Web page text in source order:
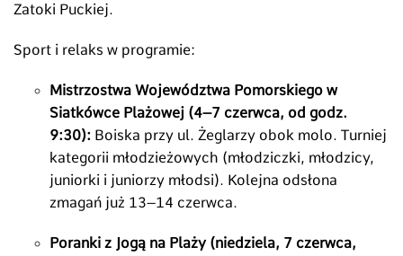
Zatoki Puckiej.
Sport i relaks w programie:
Mistrzostwa Województwa Pomorskiego w
Siatkówce Plażowej (4–7 czerwca, od godz.
9:30): Boiska przy ul. Żeglarzy obok molo. Turniej
kategorii młodzieżowych (młodziczki, młodzicy,
juniorki i juniorzy młodsi). Kolejna odsłona
zmagań już 13–14 czerwca.
Poranki z Jogą na Plaży (niedziela, 7 czerwca,